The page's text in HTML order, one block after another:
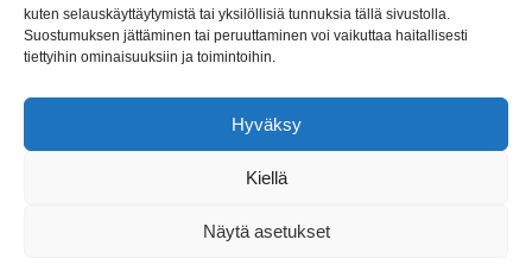
kuten selauskäyttäytymistä tai yksilöllisiä tunnuksia tällä sivustolla.
Suostumuksen jättäminen tai peruuttaminen voi vaikuttaa haitallisesti
tiettyihin ominaisuuksiin ja toimintoihin.
Hyväksy
Kiellä
Näytä asetukset
perheyritys yli 35 vuotta.
© 2026 Consult Lady